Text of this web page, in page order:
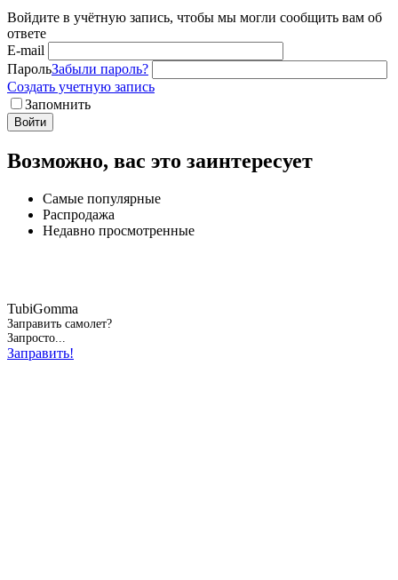
Войдите в учётную запись, чтобы мы могли сообщить вам об
ответе
E-mail
ПарольЗабыли пароль?
Создать учетную запись
Запомнить
Войти
Возможно, вас это заинтересует
Самые популярные
Распродажа
Недавно просмотренные
TubiGomma
Заправить самолет?
Запросто...
Заправить!